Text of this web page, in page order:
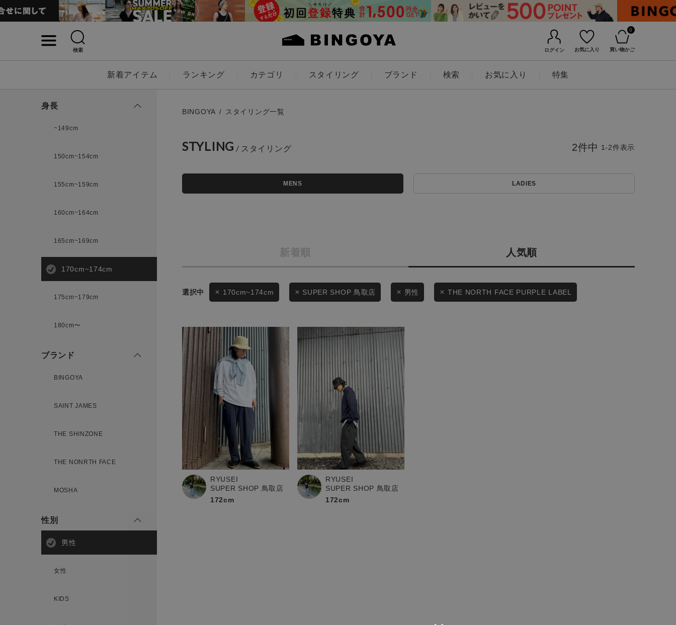
検索 ログイン お気に入り
0
買い物かご
新着アイテム ランキング カテゴリ スタイリング ブランド 検索 お気に入り 特集
ログイン / マイページ
新規会員登録
アイテムを探す
スタイリングから探す
WEB限定アイテムを探す
BINGOYAについて
採用情報
お知らせ・ご利用ガイド
ご利用ガイド
ギフトラッピング
お問い合わせ
キーワード
価格
セール価格 WEB限定
在庫
在庫あり
この条件で絞り込む
身長
~149cm
150cm~154cm
155cm~159cm
160cm~164cm
165cm~169cm
170cm~174cm
175cm~179cm
180cm〜
ブランド
BINGOYA
SAINT JAMES
THE SHINZONE
THE NONRTH FACE
MOSHA
性別
男性
女性
KIDS
BINGOYA スタイリング一覧
STYLING
MENS LADIES
新着順 人気順
2件中 1-2件表示
170cm~174cm SUPER SHOP 鳥取店 男性 THE NORTH FACE PURPLE LABEL
RYUSEI
SUPER SHOP 鳥取店
172cm
RYUSEI
SUPER SHOP 鳥取店
172cm